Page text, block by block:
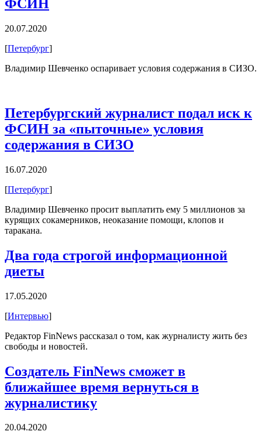
ФСИН
20.07.2020
[Петербург]
Владимир Шевченко оспаривает условия содержания в СИЗО.
Петербургский журналист подал иск к
ФСИН за «пыточные» условия
содержания в СИЗО
16.07.2020
[Петербург]
Владимир Шевченко просит выплатить ему 5 миллионов за
курящих сокамерников, неоказание помощи, клопов и
таракана.
Два года строгой информационной
диеты
17.05.2020
[Интервью]
Редактор FinNews рассказал о том, как журналисту жить без
свободы и новостей.
Создатель FinNews сможет в
ближайшее время вернуться в
журналистику
20.04.2020